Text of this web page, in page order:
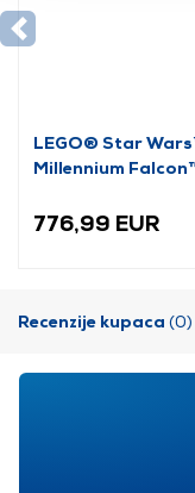
LEGO® Star
Millennium
776,99 EUR
Recenzije kupaca (0)